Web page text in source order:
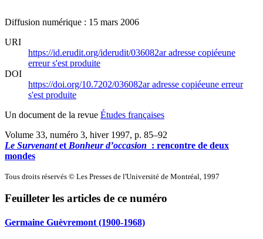
Diffusion numérique : 15 mars 2006
URI
https://id.erudit.org/iderudit/036082aradresse copiéeune
erreur s'est produite
DOI
https://doi.org/10.7202/036082aradresse copiéeune erreur
s'est produite
Un document de la revue Études françaises
Volume 33, numéro 3, hiver 1997, p. 85–92
Le Survenantet Bonheur d’occasion : rencontre de deux
mondes
Tous droits réservés © Les Presses de l'Université de Montréal, 1997
Feuilleter les articles de ce numéro
Germaine Guèvremont (1900‑1968)